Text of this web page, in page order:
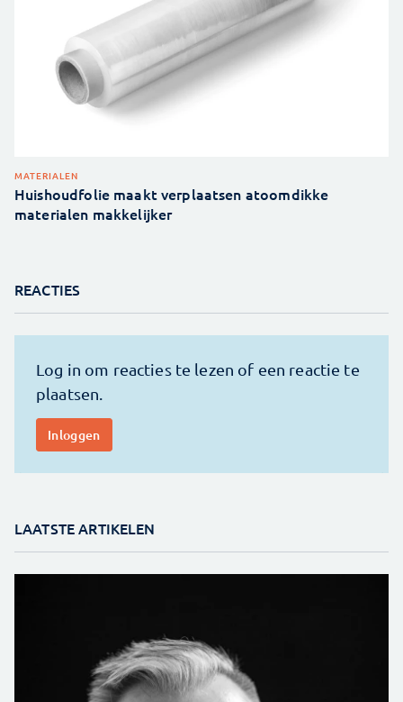
MATERIALEN
Huishoudfolie maakt verplaatsen atoomdikke
materialen makkelijker
REACTIES
LAATSTE ARTIKELEN